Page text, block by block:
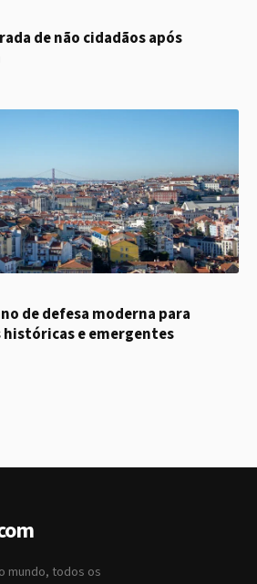
de não cidadãos após
de defesa moderna para
e emergentes
mundo, todos os